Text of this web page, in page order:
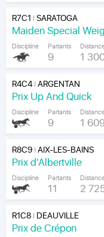
R7C1 |SARATOGA
Maiden Special
Discipline Partants
9 1
R4C4|ARGENTAN
Prix Up And Quick
Discipline Partants
9 1
R8C9|AIX-LES-BAINS
Prix d'Albertville
Discipline Partants
11 2
R1C8| DEAUVILLE
Prix de Crépon